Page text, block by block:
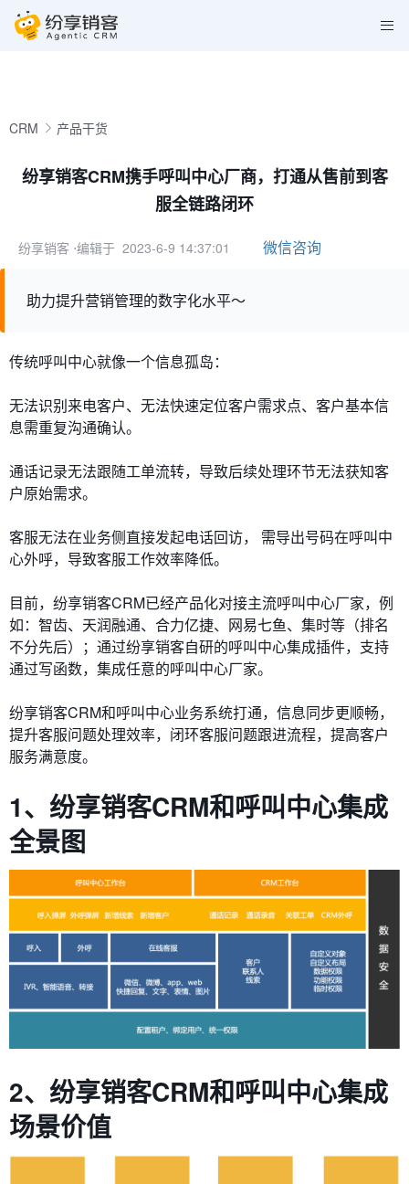
CRM 产品干货
纷享销客CRM携手呼叫中心厂商，打通从售前到客
服全链路闭环
纷享销客 ⋅编辑于 2023-6-9 14:37:01 微信咨询
助力提升营销管理的数字化水平～
传统呼叫中心就像一个信息孤岛：
无法识别来电客户、无法快速定位客户需求点、客户基本信
息需重复沟通确认。
通话记录无法跟随工单流转，导致后续处理环节无法获知客
户原始需求。
客服无法在业务侧直接发起电话回访， 需导出号码在呼叫中
心外呼，导致客服工作效率降低。
目前，纷享销客CRM已经产品化对接主流呼叫中心厂家，例
如：智齿、天润融通、合力亿捷、网易七鱼、集时等（排名
不分先后）；通过纷享销客自研的呼叫中心集成插件，支持
通过写函数，集成任意的呼叫中心厂家。
纷享销客CRM和呼叫中心业务系统打通，信息同步更顺畅，
提升客服问题处理效率，闭环客服问题跟进流程，提高客户
服务满意度。
1、纷享销客CRM和呼叫中心集成
全景图
2、纷享销客CRM和呼叫中心集成
场景价值